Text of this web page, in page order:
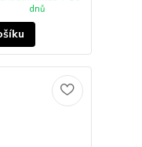
dnů